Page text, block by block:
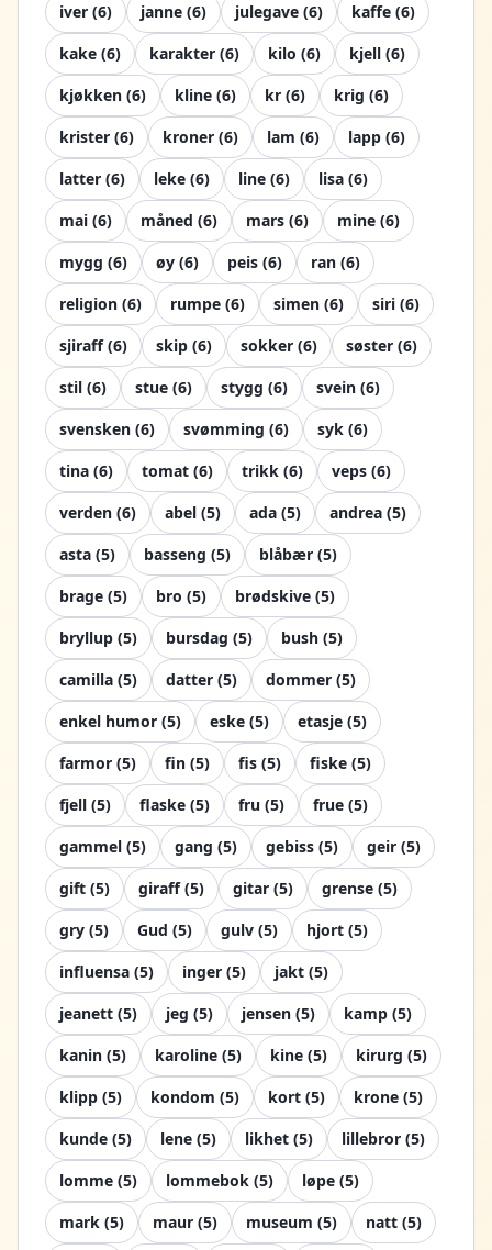
iver (6) janne (6) julegave (6) kaffe (6)
kake (6) karakter (6) kilo (6) kjell (6)
kjøkken (6) kline (6) kr (6) krig (6)
krister (6) kroner (6) lam (6) lapp (6)
latter (6) leke (6) line (6) lisa (6)
mai (6) måned (6) mars (6) mine (6)
mygg (6) øy (6) peis (6) ran (6)
religion (6) rumpe (6) simen (6) siri (6)
sjiraff(6) skip (6) sokker (6) søster (6)
stil (6) stue (6) stygg (6) svein (6)
svensken (6) svømming (6) syk (6)
tina (6) tomat (6) trikk (6) veps (6)
verden (6) abel (5) ada (5) andrea (5)
asta (5) basseng (5) blåbær (5)
brage (5) bro (5) brødskive (5)
bryllup (5) bursdag (5) bush (5)
camilla (5) datter (5) dommer (5)
enkel humor (5) eske (5) etasje (5)
farmor (5) fin (5) fis (5) fiske (5)
fjell (5) flaske (5) fru (5) frue (5)
gammel (5) gang (5) gebiss (5) geir (5)
gift (5) giraff(5) gitar (5) grense (5)
gry (5) Gud (5) gulv (5) hjort (5)
influensa (5) inger (5) jakt (5)
jeanett (5) jeg (5) jensen (5) kamp (5)
kanin (5) karoline (5) kine (5) kirurg (5)
klipp (5) kondom (5) kort (5) krone (5)
kunde (5) lene (5) likhet (5) lillebror (5)
lomme (5) lommebok (5) løpe (5)
mark (5) maur (5) museum (5) natt (5)